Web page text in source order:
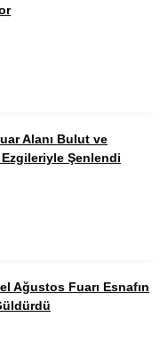
Alanı Bulut ve
Ezgileriyle Şenlendi
Ağustos Fuarı Esnafın